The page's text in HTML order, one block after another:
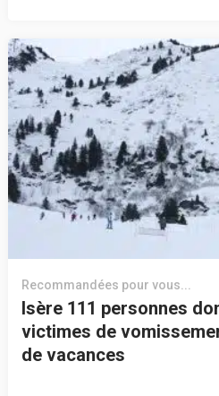
Recommandées pour vous...
Isère 111 personnes
victimes de
de vacances